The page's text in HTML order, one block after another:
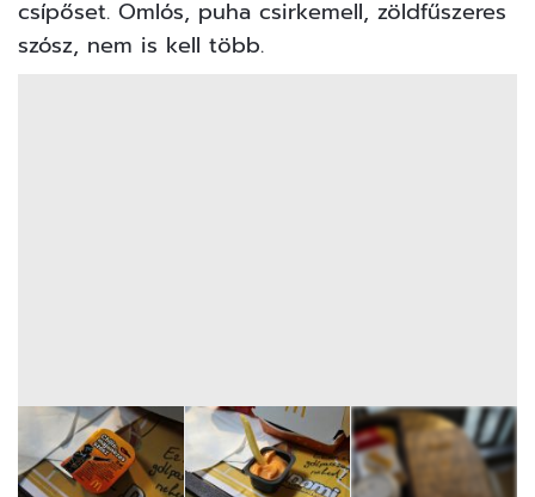
csípőset. Omlós, puha csirkemell, zöldfűszeres
szósz, nem is kell több.